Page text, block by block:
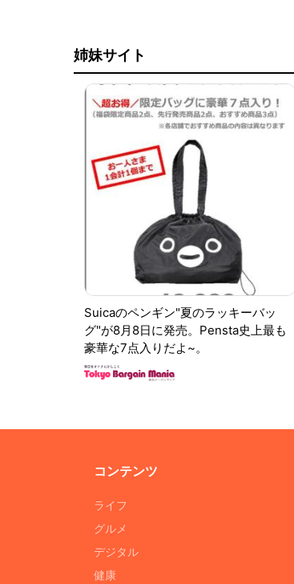
姉妹サイト
Suicaのペンギン"夏のラッキーバッ
グ"が8月8日に発売。Pensta史上最も
豪華な7点入りだよ~。
コンテンツ
ライフ
グルメ
デジタル
健康